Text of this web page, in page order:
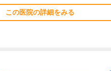
この医院の詳細をみる